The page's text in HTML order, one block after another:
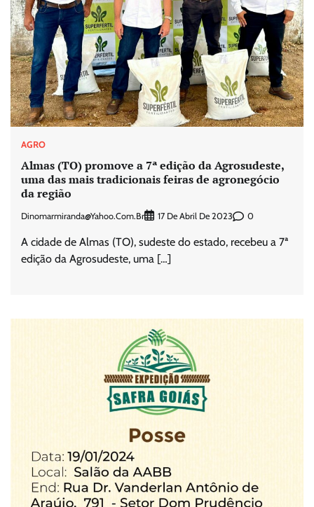
AGRO
Almas (TO) promove a 7ª edição da Agrosudeste,
uma das mais tradicionais feiras de agronegócio
da região
Dinomarmiranda@yahoo.com.br 17 De Abril De 2023 0
A cidade de Almas (TO), sudeste do estado, recebeu a 7ª
edição da Agrosudeste, uma […]